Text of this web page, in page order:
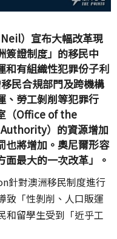
）宣布大幅改革現
簽證制度」的移民中
和有組織性犯罪份子利
民合規部門及跨機構
、勞工剝削等犯罪行
（Office of the
）的資源增加
也將增加。奧尼爾形容
最大的一次改革」。
針對澳洲移民制度進行
致「性剝削、人口販運
和留學生受到「近乎工